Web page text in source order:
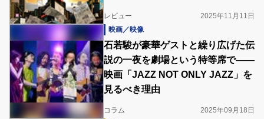
レビュー
2025年11月11日
映画／映像
石若駿が豪華ゲストと繰り広げた伝
説の一夜を劇場という特等席で――
映画「JAZZ NOT ONLY JAZZ」を
見るべき理由
コラム
2025年09月18日